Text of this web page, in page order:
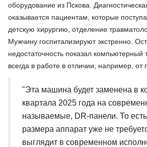
оборудование из Пскова.
оказывается пациентам, которые
детскую хирургию, отделение
Мужчину госпитализируют экстренно.
недостаточность показал
всегда в работе в отличии, например,
"Эта машина будет заменена в
квартала 2025 года на
называемые, DR-панели. То
размера аппарат уже не
выглядит в современном